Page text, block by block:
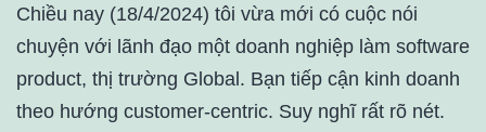
Chiều nay (18/4/2024) tôi vừa mới có cuộc nói
chuyện với lãnh đạo một doanh nghiệp làm software
product, thị trường Global. Bạn tiếp cận kinh doanh
theo hướng customer-centric. Suy nghĩ rất rõ nét.